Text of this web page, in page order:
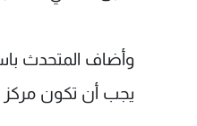
وأضاف المتحدث
يجب أن تكون مركز